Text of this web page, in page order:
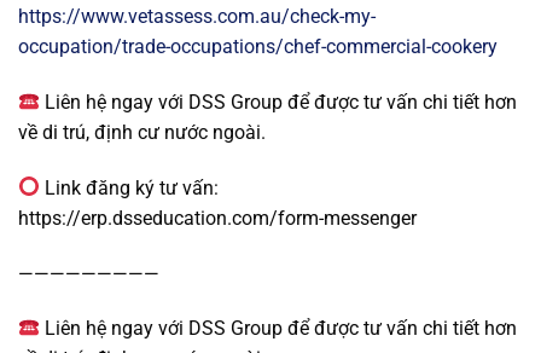
https://www.vetassess.com.au/check-my-
occupation/trade-occupations/chef-commercial-cookery
Liên hệ ngay với DSS Group để được tư vấn chi tiết hơn
về di trú, định cư nước ngoài.
Link đăng ký tư vấn:
https://erp.dsseducation.com/form-messenger
—————————
Liên hệ ngay với DSS Group để được tư vấn chi tiết hơn